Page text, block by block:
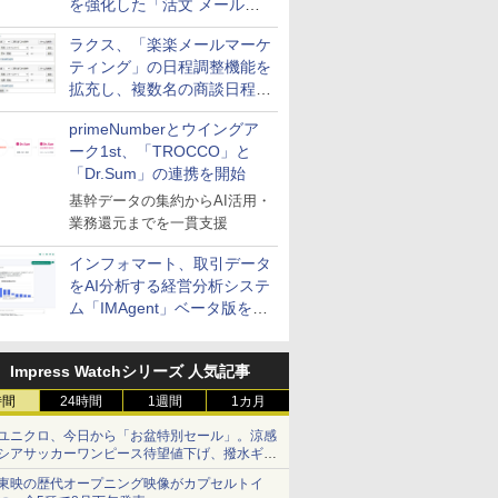
を強化した「活文 メール誤
送信防止アドインサービス」
を提供
ラクス、「楽楽メールマーケ
ティング」の日程調整機能を
拡充し、複数名の商談日程調
整を効率化
primeNumberとウイングア
ーク1st、「TROCCO」と
「Dr.Sum」の連携を開始
基幹データの集約からAI活用・
業務還元までを一貫支援
インフォマート、取引データ
をAI分析する経営分析システ
ム「IMAgent」ベータ版を提
Impress Watchシリーズ 人気記事
24時間 1週間 1カ月
ニクロ、今日から「お盆特別セール」。涼感
アサッカーワンピース待望値下げ、撥水ギア
ョーツは1990円に
映の歴代オープニング映像がカプセルトイ